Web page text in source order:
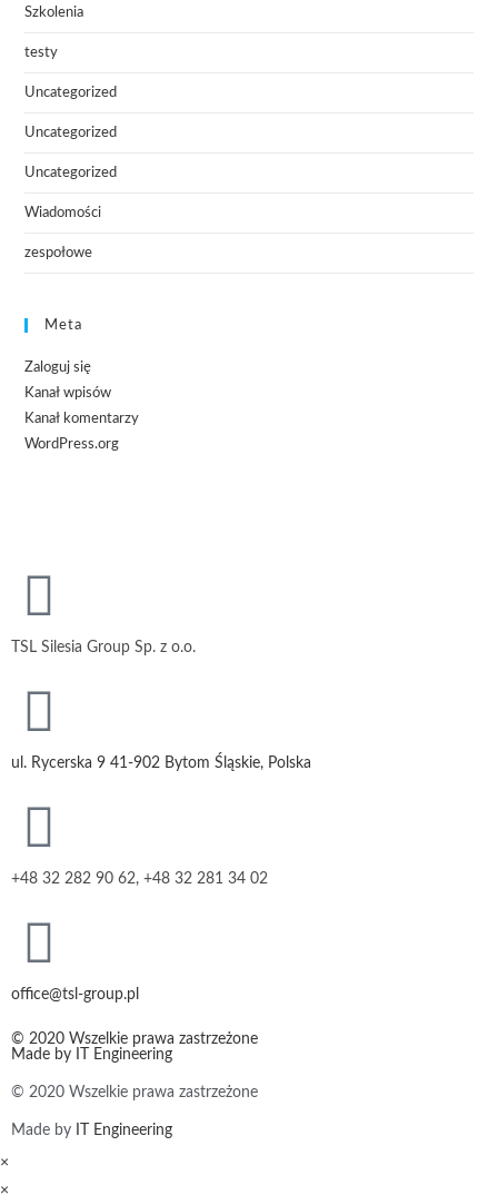
Szkolenia
testy
Uncategorized
Uncategorized
Uncategorized
Wiadomości
zespołowe
Meta
Zaloguj się
Kanał wpisów
Kanał komentarzy
WordPress.org
TSL Silesia Group Sp. z o.o.
ul. Rycerska 9 41-902 Bytom Śląskie, Polska
+48 32 282 90 62, +48 32 281 34 02
office@tsl-group.pl
© 2020 Wszelkie prawa zastrzeżone
Made by
IT Engineering
© 2020 Wszelkie prawa zastrzeżone
Made by IT Engineering
×
×